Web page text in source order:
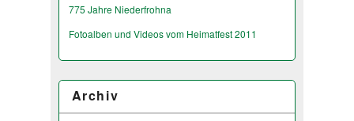
775 Jahre Niederfrohna
Fotoalben und Videos vom Heimatfest 2011
Archiv